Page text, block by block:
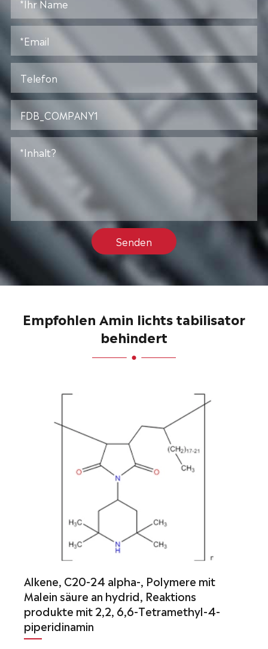
Senden
Empfohlen Amin lichts tabilisator
behindert
Alkene, C20-24 alpha-, Polymere mit
Malein säure an hydrid, Reaktions
produkte mit 2,2, 6,6-Tetramethyl-4-
piperidinamin